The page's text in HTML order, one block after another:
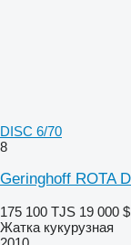
DISC 6/70
8
Geringhoff ROTA
175 100 TJS 19 000 $
Жатка кукурузная